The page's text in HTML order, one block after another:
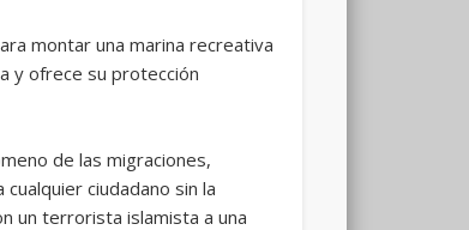
montar una marina recreativa
y ofrece su protección
de las migraciones,
ciudadano sin la
un terrorista islamista a una